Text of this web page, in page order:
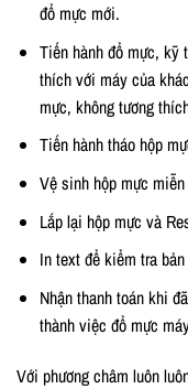
đổ mực mới.
Tiến hành đổ mực, kỹ
thích với máy của
mực, không tương
Tiến hành tháo hộp
Vệ sinh hộp mực
Lắp lại hộp mực và
In text để kiểm tra
Nhận thanh toán khi
thành việc đổ mực
Với phương châm luôn